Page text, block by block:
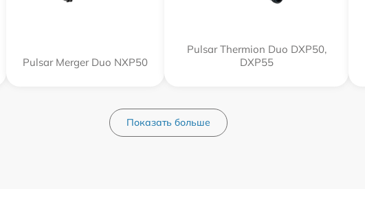
Pulsar Merger Duo NXP50
Pulsar Thermion Duo DXP50,
DXP55
Показать больше